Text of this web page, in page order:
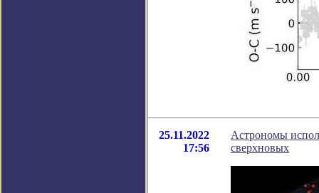
25.11.2022
17:56
Астрономы
сверхновых